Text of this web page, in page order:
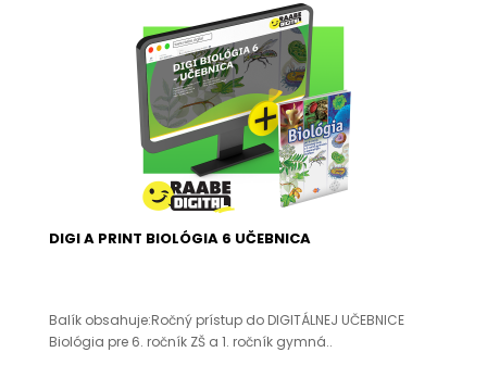
DIGI A PRINT BIOLÓGIA 6 UČEBNICA
Balík obsahuje:Ročný prístup do DIGITÁLNEJ UČEBNICE
Biológia pre 6. ročník ZŠ a 1. ročník gymná..